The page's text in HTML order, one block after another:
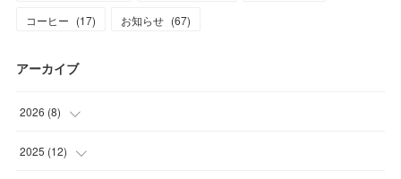
コーヒー (17) お知らせ (67)
アーカイブ
2026 (8)
(1
2025 (12)